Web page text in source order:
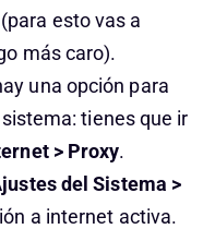
esto vas a
más caro).
una opción para
tienes que ir
> Proxy.
del Sistema >
a internet activa.